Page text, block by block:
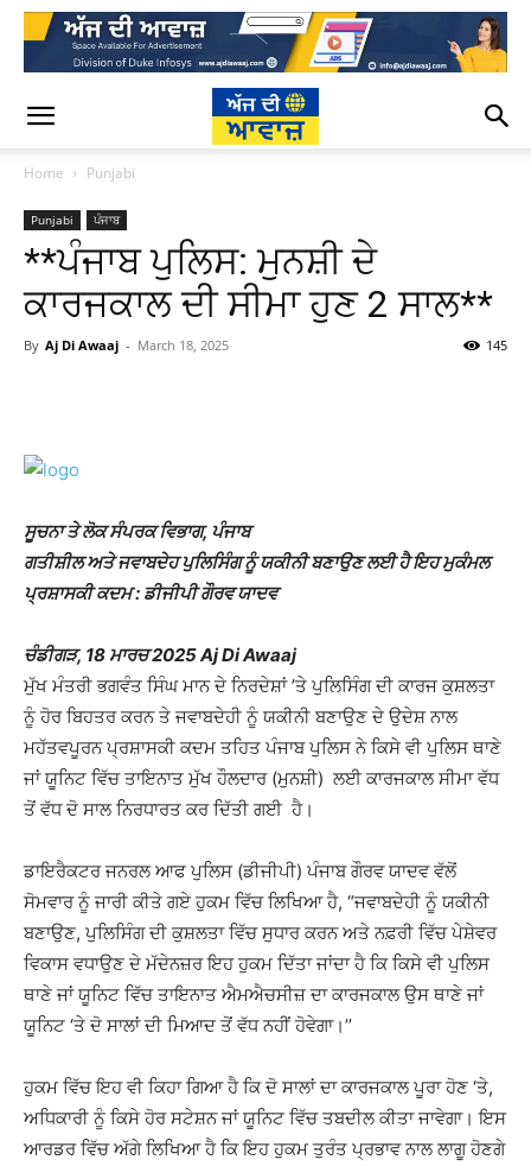
Home Punjabi
Punjabi ਪੰਜਾਬ
**ਪੰਜਾਬ ਪੁਲਿਸ: ਮੁਨਸ਼ੀ ਦੇ
ਕਾਰਜਕਾਲ ਦੀ ਸੀਮਾ ਹੁਣ 2 ਸਾਲ**
By Aj Di Awaaj - March 18, 2025 145
ਸੂਚਨਾ ਤੇ ਲੋਕ ਸੰਪਰਕ ਵਿਭਾਗ, ਪੰਜਾਬ
ਗਤੀਸ਼ੀਲ ਅਤੇ ਜਵਾਬਦੇਹ ਪੁਲਿਸਿੰਗ ਨੂੰ ਯਕੀਨੀ ਬਣਾਉਣ ਲਈ ਹੈ ਇਹ ਮੁਕੰਮਲ
ਪ੍ਰਸ਼ਾਸਕੀ ਕਦਮ : ਡੀਜੀਪੀ ਗੌਰਵ ਯਾਦਵ
ਚੰਡੀਗੜ, 18 ਮਾਰਚ 2025 Aj Di Awaaj
ਮੁੱਖ ਮੰਤਰੀ ਭਗਵੰਤ ਸਿੰਘ ਮਾਨ ਦੇ ਨਿਰਦੇਸ਼ਾਂ ’ਤੇ ਪੁਲਿਸਿੰਗ ਦੀ ਕਾਰਜ ਕੁਸ਼ਲਤਾ
ਨੂੰ ਹੋਰ ਬਿਹਤਰ ਕਰਨ ਤੇ ਜਵਾਬਦੇਹੀ ਨੂੰ ਯਕੀਨੀ ਬਣਾਉਣ ਦੇ ਉਦੇਸ਼ ਨਾਲ
ਮਹੱਤਵਪੂਰਨ ਪ੍ਰਸ਼ਾਸਕੀ ਕਦਮ ਤਹਿਤ ਪੰਜਾਬ ਪੁਲਿਸ ਨੇ ਕਿਸੇ ਵੀ ਪੁਲਿਸ ਥਾਣੇ
ਜਾਂ ਯੂਨਿਟ ਵਿੱਚ ਤਾਇਨਾਤ ਮੁੱਖ ਹੌਲਦਾਰ (ਮੁਨਸ਼ੀ) ਲਈ ਕਾਰਜਕਾਲ ਸੀਮਾ ਵੱਧ
ਤੋਂ ਵੱਧ ਦੋ ਸਾਲ ਨਿਰਧਾਰਤ ਕਰ ਦਿੱਤੀ ਗਈ ਹੈ।
ਡਾਇਰੈਕਟਰ ਜਨਰਲ ਆਫ ਪੁਲਿਸ (ਡੀਜੀਪੀ) ਪੰਜਾਬ ਗੌਰਵ ਯਾਦਵ ਵੱਲੋਂ
ਸੋਮਵਾਰ ਨੂੰ ਜਾਰੀ ਕੀਤੇ ਗਏ ਹੁਕਮ ਵਿੱਚ ਲਿਖਿਆ ਹੈ, “ਜਵਾਬਦੇਹੀ ਨੂੰ ਯਕੀਨੀ
ਬਣਾਉਣ, ਪੁਲਿਸਿੰਗ ਦੀ ਕੁਸ਼ਲਤਾ ਵਿੱਚ ਸੁਧਾਰ ਕਰਨ ਅਤੇ ਨਫ਼ਰੀ ਵਿੱਚ ਪੇਸ਼ੇਵਰ
ਵਿਕਾਸ ਵਧਾਉਣ ਦੇ ਮੱਦੇਨਜ਼ਰ ਇਹ ਹੁਕਮ ਦਿੱਤਾ ਜਾਂਦਾ ਹੈ ਕਿ ਕਿਸੇ ਵੀ ਪੁਲਿਸ
ਥਾਣੇ ਜਾਂ ਯੂਨਿਟ ਵਿੱਚ ਤਾਇਨਾਤ ਐਮਐਚਸੀਜ਼ ਦਾ ਕਾਰਜਕਾਲ ਉਸ ਥਾਣੇ ਜਾਂ
ਯੂਨਿਟ ‘ਤੇ ਦੋ ਸਾਲਾਂ ਦੀ ਮਿਆਦ ਤੋਂ ਵੱਧ ਨਹੀਂ ਹੋਵੇਗਾ।’’
ਹੁਕਮ ਵਿੱਚ ਇਹ ਵੀ ਕਿਹਾ ਗਿਆ ਹੈ ਕਿ ਦੋ ਸਾਲਾਂ ਦਾ ਕਾਰਜਕਾਲ ਪੂਰਾ ਹੋਣ ‘ਤੇ,
ਅਧਿਕਾਰੀ ਨੂੰ ਕਿਸੇ ਹੋਰ ਸਟੇਸ਼ਨ ਜਾਂ ਯੂਨਿਟ ਵਿੱਚ ਤਬਦੀਲ ਕੀਤਾ ਜਾਵੇਗਾ। ਇਸ
ਆਰਡਰ ਵਿੱਚ ਅੱਗੇ ਲਿਖਿਆ ਹੈ ਕਿ ਇਹ ਹੁਕਮ ਤੁਰੰਤ ਪ੍ਰਭਾਵ ਨਾਲ ਲਾਗੂ ਹੋਣਗੇ